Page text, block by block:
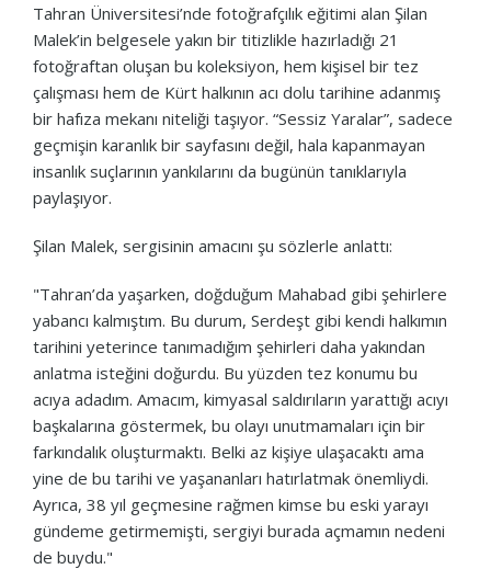
Tahran Üniversitesi’nde fotoğrafçılık eğitimi alan Şilan
Malek’in belgesele yakın bir titizlikle hazırladığı 21
fotoğraftan oluşan bu koleksiyon, hem kişisel bir tez
çalışması hem de Kürt halkının acı dolu tarihine adanmış
bir hafıza mekanı niteliği taşıyor. “Sessiz Yaralar”, sadece
geçmişin karanlık bir sayfasını değil, hala kapanmayan
insanlık suçlarının yankılarını da bugünün tanıklarıyla
paylaşıyor.
Şilan Malek, sergisinin amacını şu sözlerle anlattı:
"Tahran’da yaşarken, doğduğum Mahabad gibi şehirlere
yabancı kalmıştım. Bu durum, Serdeşt gibi kendi halkımın
tarihini yeterince tanımadığım şehirleri daha yakından
anlatma isteğini doğurdu. Bu yüzden tez konumu bu
acıya adadım. Amacım, kimyasal saldırıların yarattığı acıyı
başkalarına göstermek, bu olayı unutmamaları için bir
farkındalık oluşturmaktı. Belki az kişiye ulaşacaktı ama
yine de bu tarihi ve yaşananları hatırlatmak önemliydi.
Ayrıca, 38 yıl geçmesine rağmen kimse bu eski yarayı
gündeme getirmemişti, sergiyi burada açmamın nedeni
de buydu."